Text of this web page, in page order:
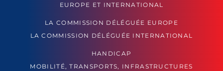
EUROPE ET INTERNATIONAL
LA COMMISSION DÉLÉGUÉE EUROPE
LA COMMISSION DÉLÉGUÉE INTERNATIONAL
HANDICAP
MOBILITÉ, TRANSPORTS, INFRASTRUCTURES